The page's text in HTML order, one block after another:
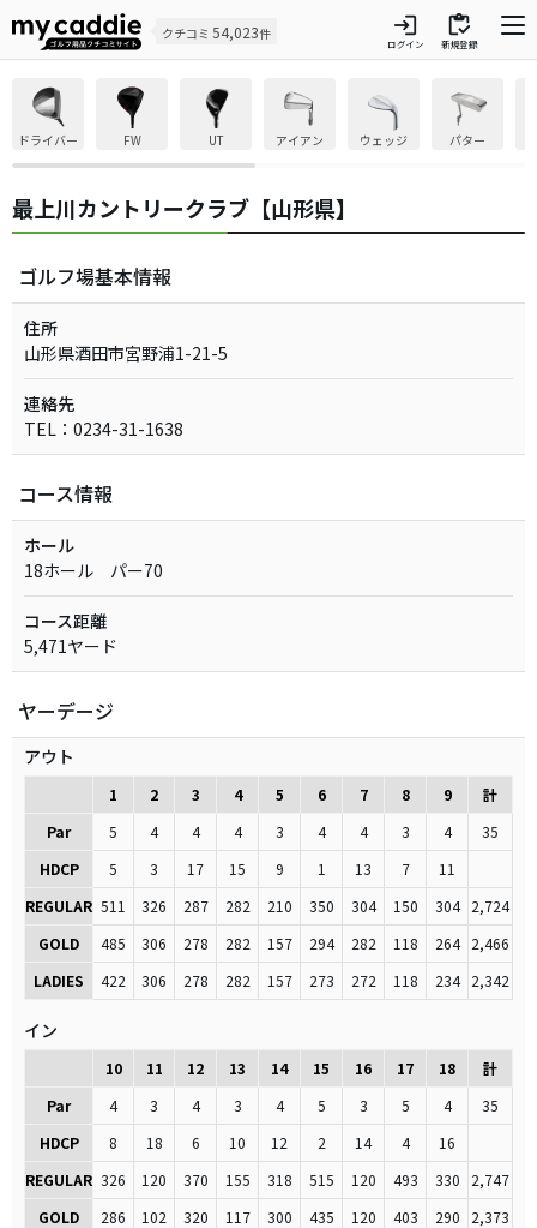
クチコミ 54,023件 login
ログイン
inventory
新規登録
ドライバー FW UT アイアン ウェッジ パター
最上川カントリークラブ【山形県】
ゴルフ場基本情報
住所
山形県酒田市宮野浦1-21-5
連絡先
TEL：0234-31-1638
コース情報
ホール
18ホール パー70
コース距離
5,471ヤード
ヤーデージ
アウト
1 2 3 4 5 6 7 8 9
計
Par
5 4 4 4 3 4 4 3 4
35
HDCP
5 3 17 15 9 1 13 7
11
REGULAR 511 326 287 282 210 350 304 150 304
2,724
GOLD
485 306 278 282 157 294 282 118 264
2,466
LADIES
422 306 278 282 157 273 272 118 234 2,342
イン
10 11 12 13 14 15 16 17 18
計
Par
4 3 4 3 4 5 3 5 4
35
HDCP
8 18 6 10 12 2 14 4
16
REGULAR 326 120 370 155 318 515 120 493 330
2,747
GOLD
286 102 320 117 300 435 120 403 290
2,373